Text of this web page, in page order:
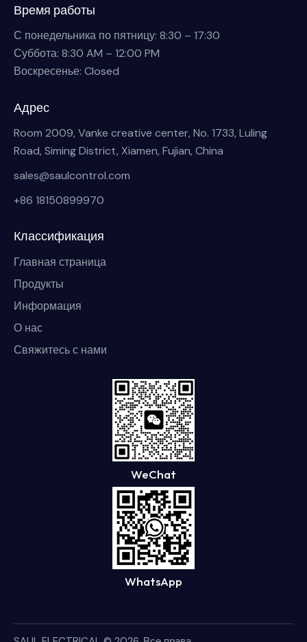
Время работы
С понедельника по пятницу: 8:30 – 17:30
Суббота: 8:30 AM – 12:00 PM
Воскресенье: Closed
Адрес
Room 2009, Vanke creative center, No. 1733, Luling
Road, Siming District, Xiamen, Fujian, China
sales@saulcontrol.com
+86 18150899970
Классификация
Главная страница
Продукты
Информация
О нас
Свяжитесь с нами
WeChat
WhatsApp